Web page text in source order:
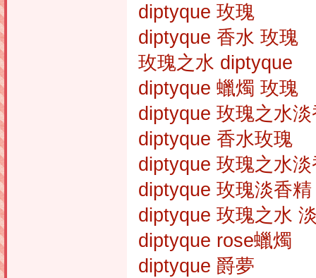
diptyque 玫瑰
diptyque 香水 玫瑰
玫瑰之水 diptyque
diptyque 蠟燭 玫瑰
diptyque 玫瑰之水
diptyque 香水玫瑰
diptyque 玫瑰之水
diptyque 玫瑰淡香精
diptyque 玫瑰之水
diptyque rose蠟燭
diptyque 爵夢